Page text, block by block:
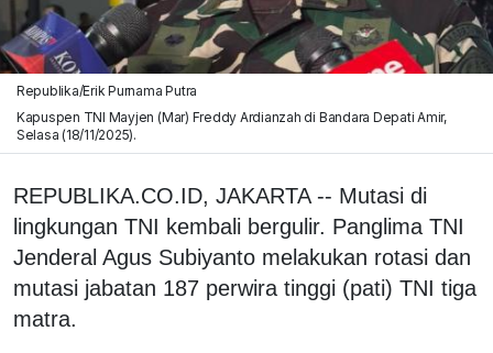
Republika/Erik Purnama Putra
Kapuspen TNI Mayjen (Mar) Freddy Ardianzah di Bandara Depati Amir,
Selasa (18/11/2025).
REPUBLIKA.CO.ID, JAKARTA -- Mutasi di
lingkungan TNI kembali bergulir. Panglima TNI
Jenderal Agus Subiyanto melakukan rotasi dan
mutasi jabatan 187 perwira tinggi (pati) TNI tiga
matra.